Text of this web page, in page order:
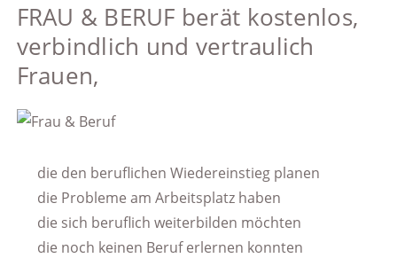
FRAU & BERUF berät kostenlos,
verbindlich und vertraulich
Frauen,
die den beruflichen Wiedereinstieg planen
die Probleme am Arbeitsplatz haben
die sich beruflich weiterbilden möchten
die noch keinen Beruf erlernen konnten